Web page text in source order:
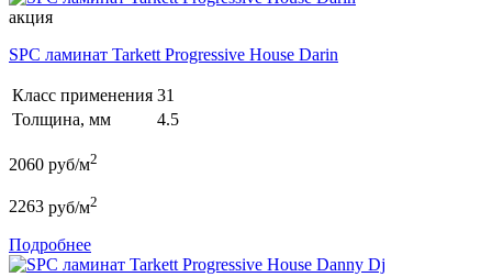
акция
SPC ламинат Tarkett Progressive House Darin
Класс применения 31
Толщина, мм
4.5
2060 руб/м2
2263 руб/м2
Подробнее